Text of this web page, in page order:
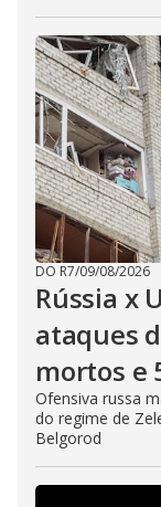
DO R7/09/08/2026
Rússia x
ataques
mortos e
Ofensiva russa
do regime de
Belgorod